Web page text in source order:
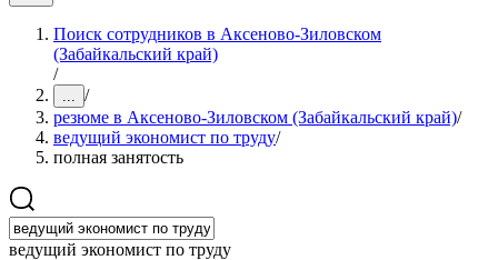
Поиск сотрудников в Аксеново-Зиловском
(Забайкальский край)
/
... /
резюме в Аксеново-Зиловском (Забайкальский край)/
ведущий экономист по труду/
полная занятость
ведущий экономист по труду